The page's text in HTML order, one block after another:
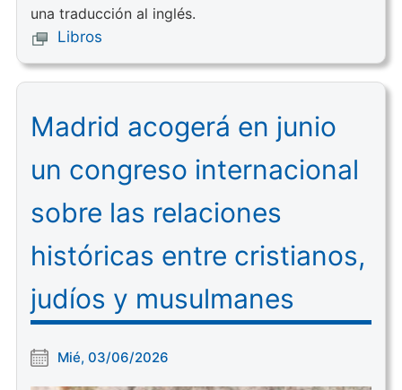
una traducción al inglés.
Libros
Madrid acogerá en junio
un congreso internacional
sobre las relaciones
históricas entre cristianos,
judíos y musulmanes
Mié, 03/06/2026